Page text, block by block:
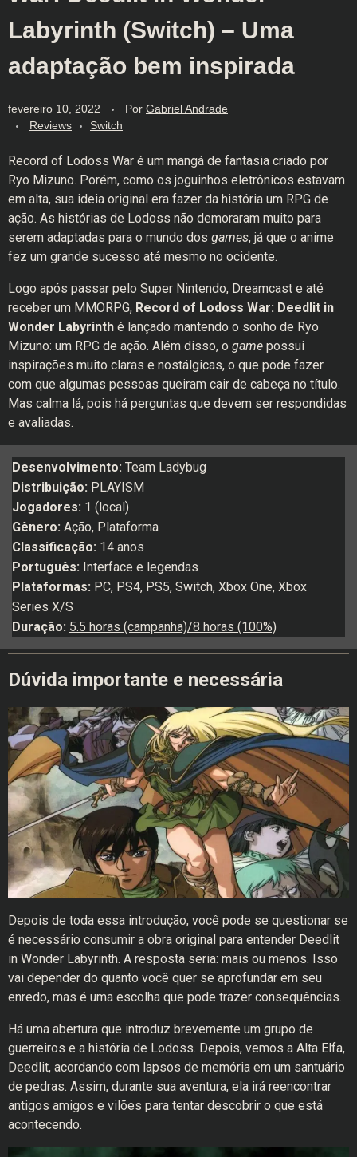
Labyrinth (Switch) – Uma
adaptação bem inspirada
fevereiro 10, 2022 Por Gabriel Andrade
Reviews
Switch
Record of Lodoss War é um mangá de fantasia criado por
Ryo Mizuno. Porém, como os joguinhos eletrônicos estavam
em alta, sua ideia original era fazer da história um RPG de
ação. As histórias de Lodoss não demoraram muito para
serem adaptadas para o mundo dos games, já que o anime
fez um grande sucesso até mesmo no ocidente.
Logo após passar pelo Super Nintendo, Dreamcast e até
receber um MMORPG, Record of Lodoss War: Deedlit in
Wonder Labyrinth é lançado mantendo o sonho de Ryo
Mizuno: um RPG de ação. Além disso, o game possui
inspirações muito claras e nostálgicas, o que pode fazer
com que algumas pessoas queiram cair de cabeça no título.
Mas calma lá, pois há perguntas que devem ser respondidas
e avaliadas.
Desenvolvimento: Team Ladybug
Distribuição: PLAYISM
Jogadores: 1 (local)
Gênero: Ação, Plataforma
Classificação: 14 anos
Português: Interface e legendas
Plataformas: PC, PS4, PS5, Switch, Xbox One, Xbox
Series X/S
Duração: 5.5 horas (campanha)/8 horas (100%)
Dúvida importante e necessária
Depois de toda essa introdução, você pode se questionar se
é necessário consumir a obra original para entender Deedlit
in Wonder Labyrinth. A resposta seria: mais ou menos. Isso
vai depender do quanto você quer se aprofundar em seu
enredo, mas é uma escolha que pode trazer consequências.
Há uma abertura que introduz brevemente um grupo de
guerreiros e a história de Lodoss. Depois, vemos a Alta Elfa,
Deedlit, acordando com lapsos de memória em um santuário
de pedras. Assim, durante sua aventura, ela irá reencontrar
antigos amigos e vilões para tentar descobrir o que está
acontecendo.